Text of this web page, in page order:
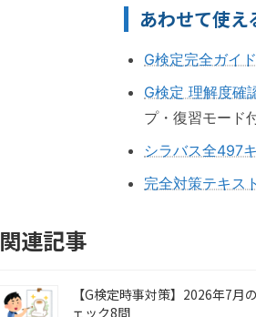
あわせて使え
G検定完全ガイ
G検定 理解度確
プ・復習モード
シラバス全497
完全対策テキス
関連記事
【G検定時事対策】2026年7月
ェック8問